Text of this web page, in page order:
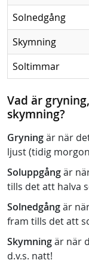
Solnedgång
Skymning
Soltimmar
Vad är
skymning?
Gryningär när
ljust (tidig
Soluppgångär
tills det att halva
Solnedgångär
fram tills det att
Skymningär när
d.v.s. natt!